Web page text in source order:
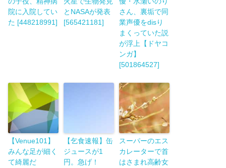
院に入院してい
た [448218991]
とNASAが発表
[565421181]
さん、裏垢で同
業声優をdisり
まくっていた説
が浮上【ドヤコ
ンガ】
[501864527]
【Venue101】
みんな足が細く
て綺麗だ
【乞食速報】缶
ジュースが1
円。急げ！
スーパーのエス
カレーターで首
はさまれ高齢女